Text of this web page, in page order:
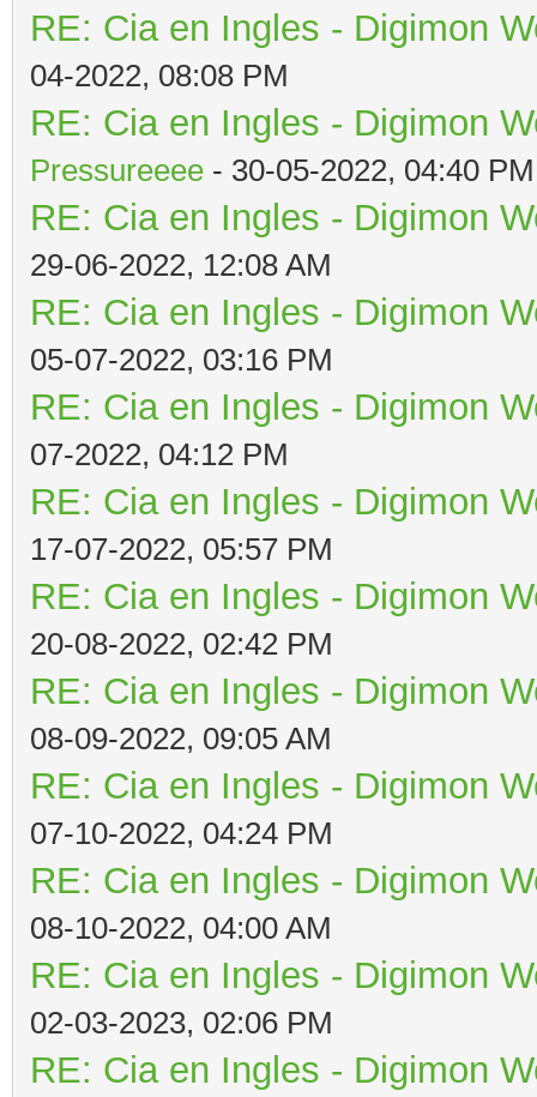
RE: Cia en Ingles - Digimon
04-2022, 08:08 PM
RE: Cia en Ingles - Digimon
Pressureeee - 30-05-2022, 04:40 PM
RE: Cia en Ingles - Digimon
29-06-2022, 12:08 AM
RE: Cia en Ingles - Digimon
05-07-2022, 03:16 PM
RE: Cia en Ingles - Digimon
07-2022, 04:12 PM
RE: Cia en Ingles - Digimon
17-07-2022, 05:57 PM
RE: Cia en Ingles - Digimon
20-08-2022, 02:42 PM
RE: Cia en Ingles - Digimon
08-09-2022, 09:05 AM
RE: Cia en Ingles - Digimon
07-10-2022, 04:24 PM
RE: Cia en Ingles - Digimon
08-10-2022, 04:00 AM
RE: Cia en Ingles - Digimon
02-03-2023, 02:06 PM
RE: Cia en Ingles - Digimon